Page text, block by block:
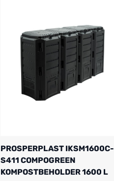
PROSPERPLAST IKSM1600C-
S411 COMPOGREEN
KOMPOSTBEHOLDER 1600 L